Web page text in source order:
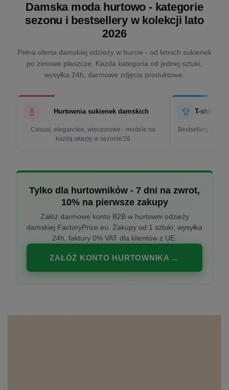
Damska moda hurtowo - kategorie
sezonu i bestsellery w kolekcji lato
2026
Pełna oferta damskiej odzieży w hurcie - od letnich sukienek
po zimowe płaszcze. Każda kategoria od jednej sztuki,
wysyłka 24h, darmowe zdjęcia produktowe.
Hurtownia sukienek damskich
Casual, eleganckie, wieczorowe - modele na
każdą okazję w sezonie'26
T-shirty
Bestsellery w
Tylko dla hurtowników - 7 dni na zwrot,
10% na pierwsze zakupy
Załóż darmowe konto B2B w hurtowni odzieży
damskiej FactoryPrice.eu. Zakupy od 1 sztuki, wysyłka
24h, faktury 0% VAT dla klientów z UE.
ZAŁÓŻ KONTO HURTOWNIKA